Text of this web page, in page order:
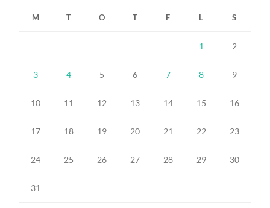
M T O T F L S
1 2
3 4 5 6 7 8 9
10 11 12 13 14 15 16
17 18 19 20 21 22 23
24 25 26 27 28 29 30
31